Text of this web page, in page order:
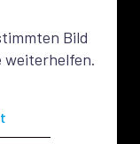
Bild
weiterhelfen.